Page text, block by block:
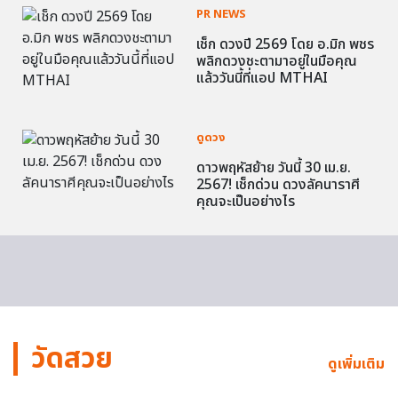
PR NEWS
เช็ก ดวงปี 2569 โดย อ.มิก พชร
พลิกดวงชะตามาอยู่ในมือคุณ
แล้ววันนี้ที่แอป MTHAI
ดูดวง
ดาวพฤหัสย้าย วันนี้ 30 เม.ย.
2567! เช็กด่วน ดวงลัคนาราศี
คุณจะเป็นอย่างไร
วัดสวย ดูเพิ่มเติม